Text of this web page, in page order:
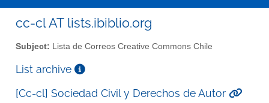
cc-cl AT lists.ibiblio.org
Subject: Lista de Correos Creative Commons Chile
List archive
[Cc-cl] Sociedad Civil y Derechos de Autor